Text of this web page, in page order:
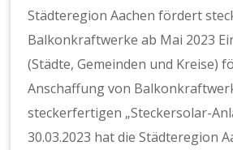
Städteregion Aachen fördert
Balkonkraftwerke ab Mai 2023
(Städte, Gemeinden und Kreise)
Anschaffung von
steckerfertigen „Steckersolar-
30.03.2023 hat die Städteregion